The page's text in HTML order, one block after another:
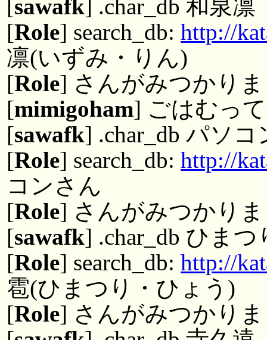
[sawafk] .char_db 和泉凛
[Role] search_db:http://
凛(いずみ・りん)
[Role] さんがみつかり
[mimigoham] ごはむっ
[sawafk] .char_db パソコ
[Role] search_db:http://
コンさん
[Role] さんがみつかり
[sawafk] .char_db ひまつ
[Role] search_db:http://
雹(ひまつり・ひょう)
[Role] さんがみつかり